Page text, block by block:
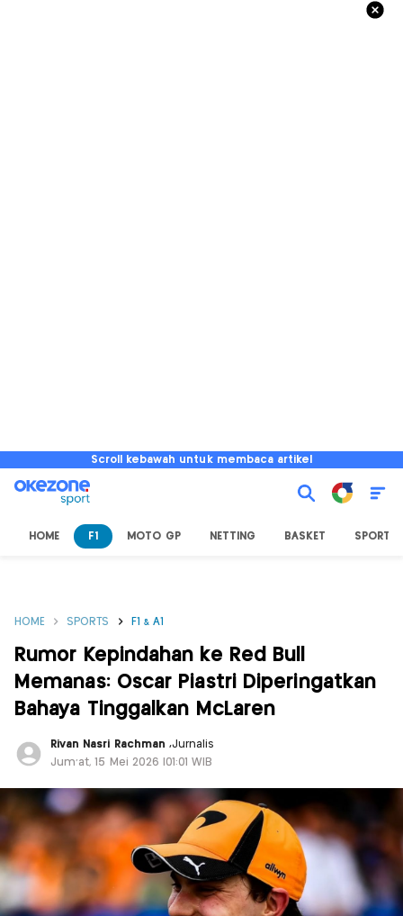
Scroll kebawah untuk membaca artikel
HOME F1 MOTO GP NETTING BASKET SPORT
HOME SPORTS F1 & A1
Rumor Kepindahan ke Red Bull
Memanas: Oscar Piastri Diperingatkan
Bahaya Tinggalkan McLaren
Rivan Nasri Rachman ,Jurnalis
Jum'at, 15 Mei 2026 |01:01 WIB